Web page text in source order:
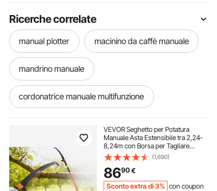
Ricerche correlate
manual plotter macinino da caffè manuale
mandrino manuale
cordonatrice manuale multifunzione
tritacarne manuale ghisa
tritacarne manuale di ghisa
sega telescopica manuale utensili manuali
VEVOR Seghetto per Potatura
Manuale Asta Estensibile tra 2,24-
8,24m con Borsa per Tagliare
Segare Rami Boschi Alberi in
Altezza, Troncarami Manuale 5,9kg
Palo Estensibile in Fibra di Vetro
Lama Curva
(1,690)
8690€
Sconto extra di 3% con coupon